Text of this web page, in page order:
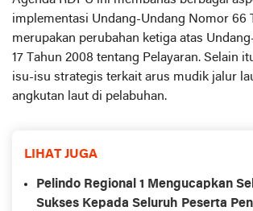
implementasi Undang-Undang Nomor 66
merupakan perubahan ketiga atas
17 Tahun 2008 tentang Pelayaran. Selain
isu-isu strategis terkait arus mudik jalur
angkutan laut di pelabuhan.
LIHAT JUGA
Pelindo Regional 1 Mengucapkan
Sukses Kepada Seluruh Peserta